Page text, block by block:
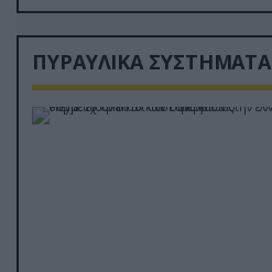
ΠΥΡΑΥΛΙΚΑ ΣΥΣΤΗΜΑΤΑ